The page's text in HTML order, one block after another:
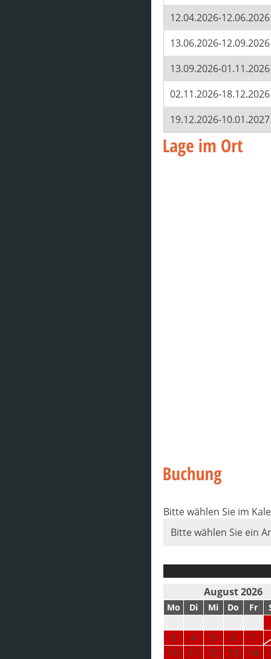
12.04.2026-12.06.2026
13.06.2026-12.09.2026
13.09.2026-01.11.2026
02.11.2026-18.12.2026
19.12.2026-10.01.2027
Bitte wählen Sie im
Bitte wählen Sie ein
August 2026
Mo Di Mi Do Fr
3
4 5 6 7
10
11 12 13 14